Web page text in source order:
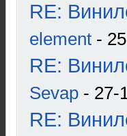
RE:
element -
RE:
Sevap - 27-
RE: